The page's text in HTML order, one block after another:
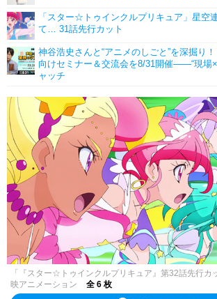
「スター☆トゥインクルプリキュア」星空
て… 31話先行カット
神谷浩史さんと“アニメのしごと”を深掘り
向けセミナー＆交流会を8/31開催――“現場
ャッチ
「『スター☆トゥインクルプリキュア』第32話先行カ
映アニメーション
全 6 枚